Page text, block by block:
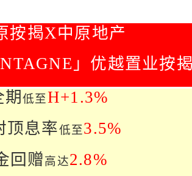
按揭X中原地产
」优越置业按
期低至H+1.3%
顶息率低至3.5%
回赠高达2.8%